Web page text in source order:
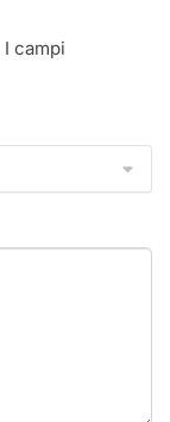
I campi